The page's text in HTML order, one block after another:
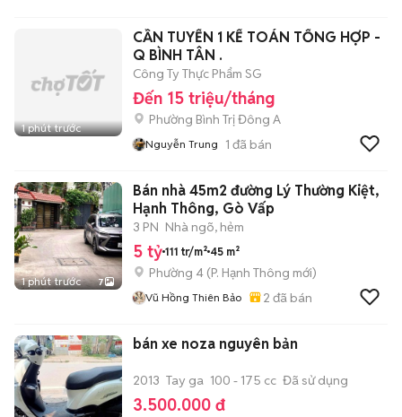
1 phút trước
CẦN TUYỂN 1 KẾ TOÁN TỔNG HỢP -
Q BÌNH TÂN .
Công Ty Thực Phẩm SG
Đến 15 triệu/tháng
Phường Bình Trị Đông A
Nguyễn Trung 1 đã bán
1 phút trước 7
Bán nhà 45m2 đường Lý Thường Kiệt,
Hạnh Thông, Gò Vấp
3 PN Nhà ngõ, hẻm
5 tỷ 111 tr/m² 45 m²
Phường 4 (P. Hạnh Thông mới)
Vũ Hồng Thiên Bảo 2 đã bán
bán xe noza nguyên bản
2013 Tay ga 100 - 175 cc Đã sử dụng
3.500.000 đ